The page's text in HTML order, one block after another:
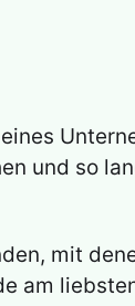
und so
mit
am